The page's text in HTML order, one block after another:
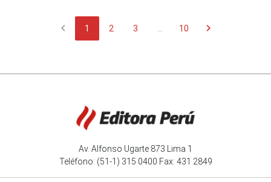
chevron_left 1 2 3 10 chevron_right
Av. Alfonso Ugarte 873 Lima 1
Teléfono: (51-1) 315 0400 Fax: 431 2849